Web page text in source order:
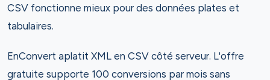
CSV fonctionne mieux pour des données plates et
tabulaires.
EnConvert aplatit XML en CSV côté serveur. L'offre
gratuite supporte 100 conversions par mois sans